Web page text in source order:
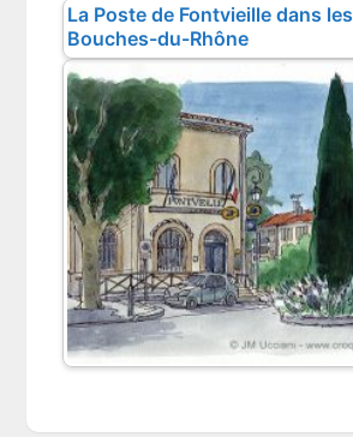
La Poste de Fontvieille dans les
Bouches-du-Rhône